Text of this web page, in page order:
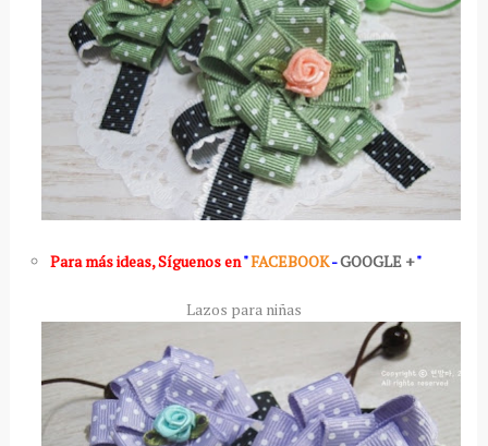
Para más ideas,Síguenos en"FACEBOOK-GOOGLE +"
Lazos para niñas